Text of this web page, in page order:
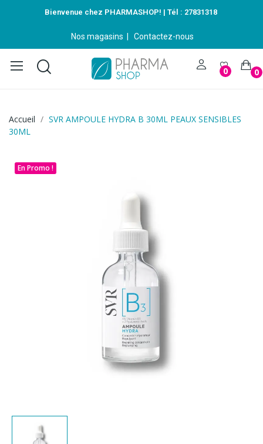
Bienvenue chez PHARMASHOP! | Tél : 27831318
Nos magasins Contactez-nous
0 0
Accueil
SVR AMPOULE HYDRA B 30ML PEAUX SENSIBLES
30ML
En Promo !